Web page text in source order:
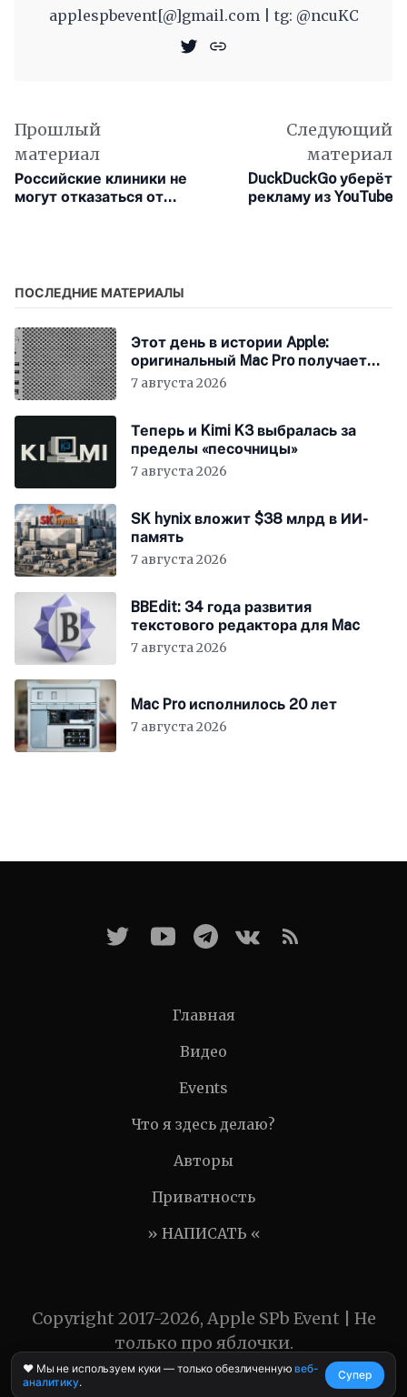
applespbevent[@]gmail.com | tg: @ncuKC
Прошлый
материал
Российские клиники не
могут отказаться от
Следующий
материал
DuckDuckGo уберёт
рекламу из YouTube
ПОСЛЕДНИЕ МАТЕРИАЛЫ
Этот день в истории Apple:
оригинальный Mac Pro получает
мощный процессор Intel
7 августа 2026
Теперь и Kimi K3 выбралась за
пределы «песочницы»
7 августа 2026
SK hynix вложит $38 млрд в ИИ-
память
7 августа 2026
BBEdit: 34 года развития
текстового редактора для Mac
7 августа 2026
Mac Pro исполнилось 20 лет
7 августа 2026
Главная
Видео
Events
Что я здесь делаю?
Авторы
Приватность
» НАПИСАТЬ «
Copyright 2017-2026, Apple SPb Event | Не
только про яблочки.
❤️ Мы не используем куки — только обезличеннуювеб-
аналитику.
Супер